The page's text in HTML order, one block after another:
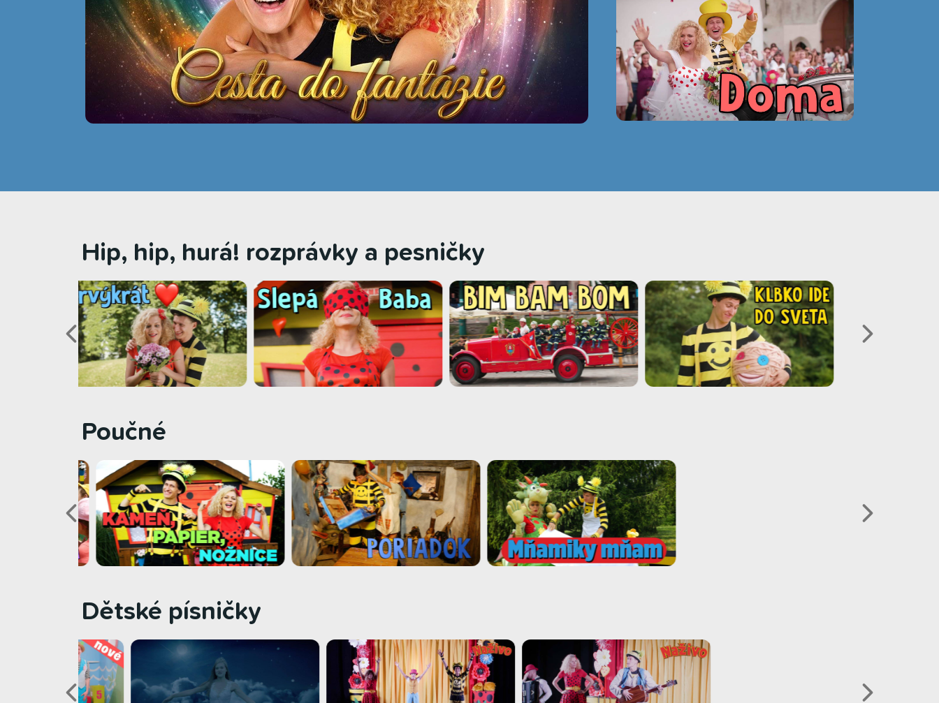
Hip, hip, hurá! rozprávky a pesničky
Poučné
Dětské písničky